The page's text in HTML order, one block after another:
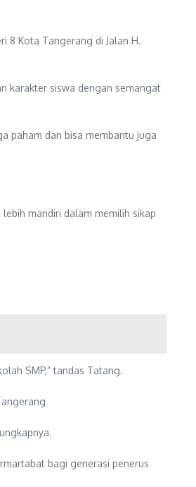
8 Kota Tangerang di Jalan H.
karakter siswa dengan semangat
paham dan bisa membantu juga
mandiri dalam memilih sikap
SMP,” tandas Tatang.
bagi generasi penerus